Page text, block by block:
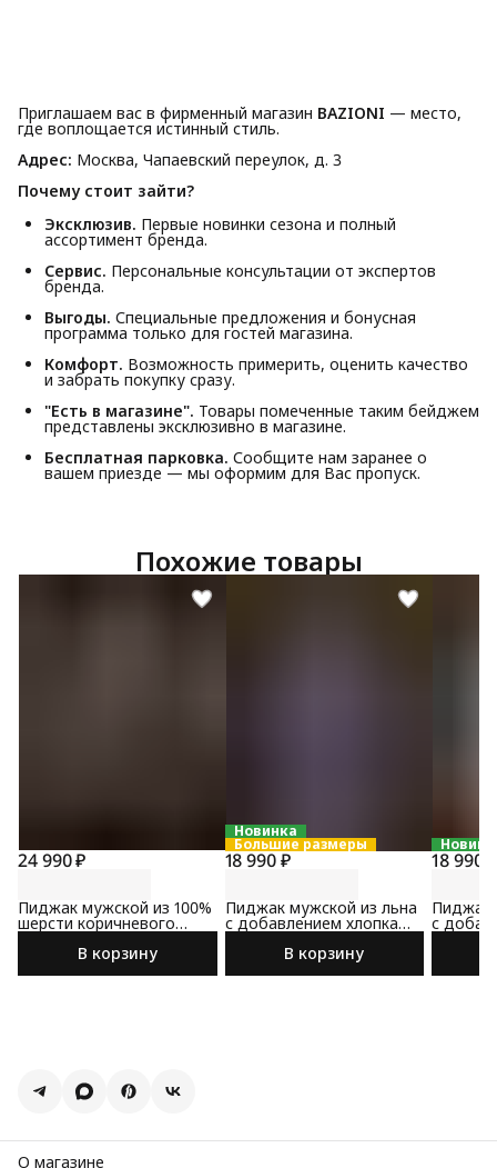
Приглашаем вас в фирменный магазин BAZIONI — место,
где воплощается истинный стиль.
Адрес: Москва, Чапаевский переулок, д. 3
Почему стоит зайти?
Эксклюзив. Первые новинки сезона и полный
ассортимент бренда.
Сервис. Персональные консультации от экспертов
бренда.
Выгоды. Специальные предложения и бонусная
программа только для гостей магазина.
Комфорт. Возможность примерить, оценить качество
и забрать покупку сразу.
"Есть в магазине". Товары помеченные таким бейджем
представлены эксклюзивно в магазине.
Бесплатная парковка. Сообщите нам заранее о
вашем приезде — мы оформим для Вас пропуск.
Похожие товары
24 990 ₽
Пиджак мужской из 100%
шерсти коричневого
цвета
В корзину
Новинка
Большие размеры
18 990 ₽
Пиджак мужской из льна
с добавлением хлопка
сине-коричневого цвета
В корзину
18 990 ₽
Пиджак
с
О магазине